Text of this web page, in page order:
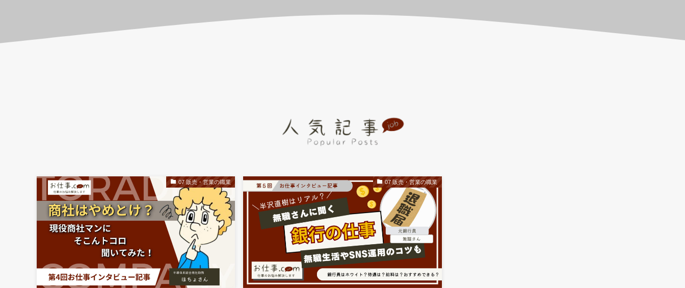
07 販売・営業の職業 07 販売・営業の職業